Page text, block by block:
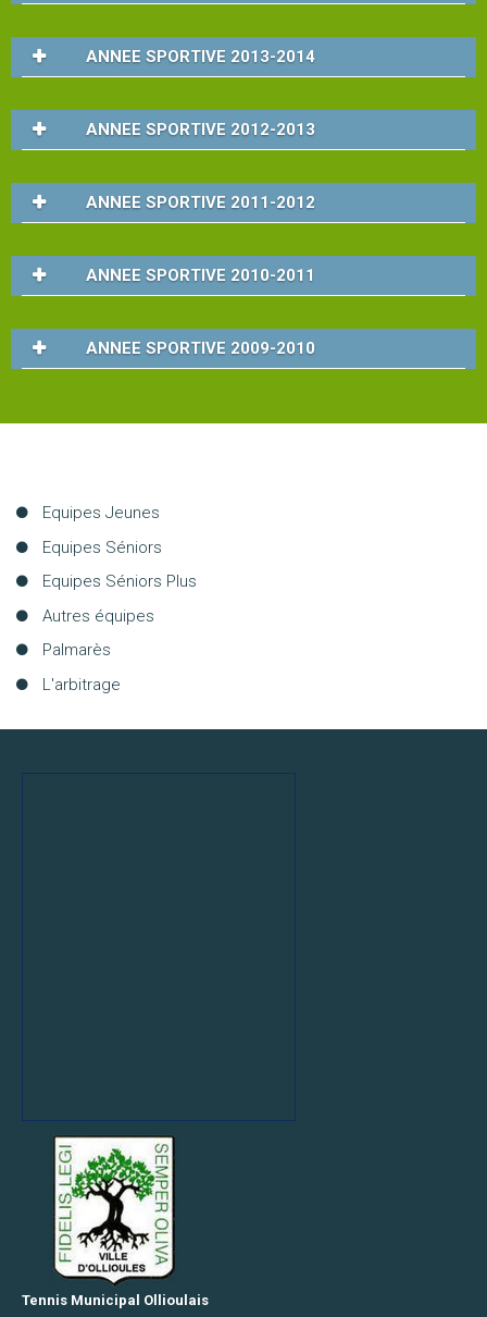
cordage
Pro
shop
COURS
et
STAGES
Les
enseignants
Les
tennis
Handi
tennis
Les
Plus
Autres
équipes
ANNEE SPORTIVE 2013-2014
ANNEE SPORTIVE 2012-2013
ANNEE SPORTIVE 2011-2012
ANNEE SPORTIVE 2010-2011
ANNEE SPORTIVE 2009-2010
Aller
au
Equipes Jeunes
Equipes Séniors
Equipes Séniors Plus
Autres équipes
Palmarès
L'arbitrage
Tennis Municipal Ollioulais